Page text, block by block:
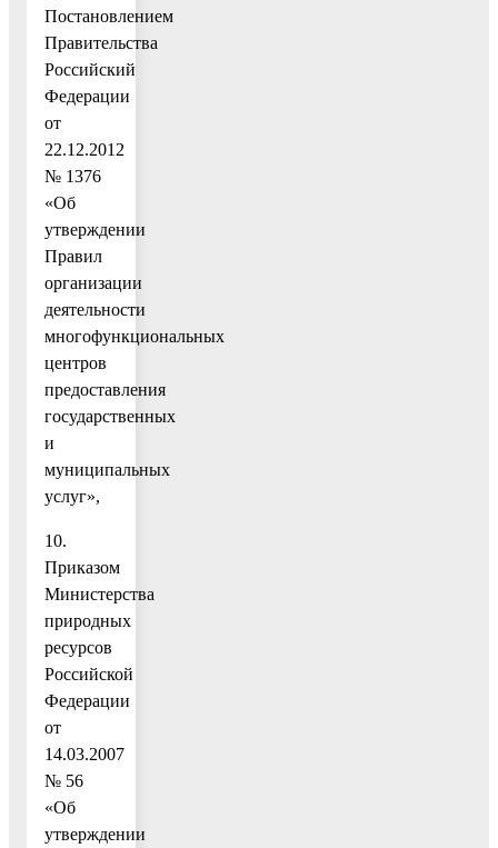
Постановлением
Правительства
Российский
Федерации
от
22.12.2012
№ 1376
«Об
утверждении
Правил
организации
деятельности
многофункциональных
центров
предоставления
государственных
и
муниципальных
услуг»,
10.
Приказом
Министерства
природных
ресурсов
Российской
Федерации
от
14.03.2007
№ 56
«Об
утверждении